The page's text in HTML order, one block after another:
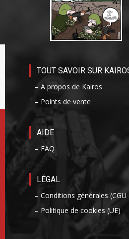
TOUT SAVOIR SUR
– A propos de Kairos
– Points de vente
AIDE
– FAQ
LÉGAL
– Conditions générales (CGU
– Politique de cookies (UE)